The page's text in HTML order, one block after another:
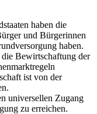
haben die
und Bürgerinnen
haben.
Bewirtschaftung der
ist von der
universellen Zugang
zu erreichen.